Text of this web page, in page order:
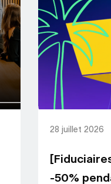
-50%
28 juillet 2026